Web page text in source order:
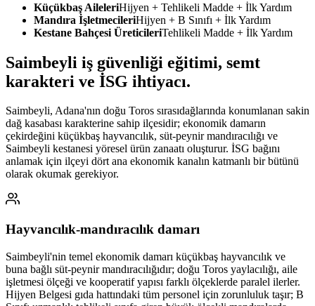
Küçükbaş AileleriHijyen + Tehlikeli Madde + İlk Yardım
Mandıra İşletmecileriHijyen + B Sınıfı + İlk Yardım
Kestane Bahçesi ÜreticileriTehlikeli Madde + İlk Yardım
Saimbeyli iş güvenliği eğitimi, semt
karakteri ve İSG ihtiyacı.
Saimbeyli, Adana'nın doğu Toros sırasıdağlarında konumlanan sakin
dağ kasabası karakterine sahip ilçesidir; ekonomik damarın
çekirdeğini küçükbaş hayvancılık, süt-peynir mandıracılığı ve
Saimbeyli kestanesi yöresel ürün zanaatı oluşturur. İSG bağını
anlamak için ilçeyi dört ana ekonomik kanalın katmanlı bir bütünü
olarak okumak gerekiyor.
Hayvancılık-mandıracılık damarı
Saimbeyli'nin temel ekonomik damarı küçükbaş hayvancılık ve
buna bağlı süt-peynir mandıracılığıdır; doğu Toros yaylacılığı, aile
işletmesi ölçeği ve kooperatif yapısı farklı ölçeklerde paralel ilerler.
Hijyen Belgesi gıda hattındaki tüm personel için zorunluluk taşır; B